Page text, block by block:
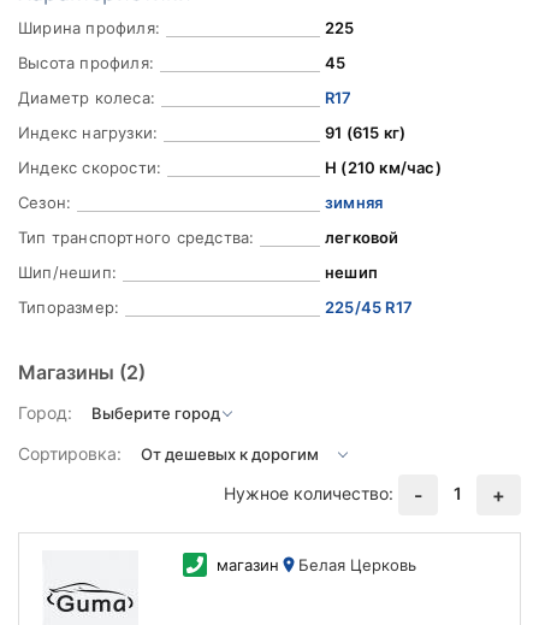
Ширина профиля:
225
Высота профиля:
45
Диаметр колеса:
R17
Индекс нагрузки:
91 (615 кг)
Индекс скорости:
H (210 км/час)
Сезон:
зимняя
Тип транспортного средства:
легковой
Шип/нешип:
нешип
Типоразмер:
225/45 R17
Магазины (2)
Город:
Сортировка:
Нужное количество:
- 1 +
магазин Белая Церковь